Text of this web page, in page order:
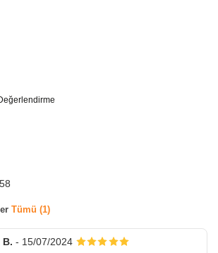
Tümü (1)
B. - 15/07/2024